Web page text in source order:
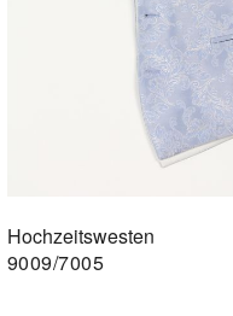
Hochzeitswesten
9009/7005